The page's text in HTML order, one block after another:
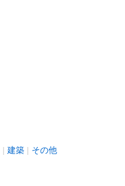
建築 その他